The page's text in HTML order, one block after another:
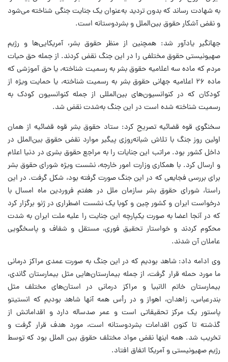
به شهادت رساند که بدون تردید به‌عنوان یک جنایت جنگی شناخته می‌شود
و نقض آشکار حقوق بین‌الملل و بشردوستانه است.
جهانگیر یادآور شد: همچنین از منظر حقوق بشر، آمریکایی‌ها و رژیم
صهیونیستی حقوق مختلفی را در این جنگ نقض کردند. از جمله حق حیات
مردم که ماده سه اعلامیه حقوق بشر به رسمیت شناخته، یا حق آموزشی که
ماده ۲۶ اعلامیه جهانی حقوق بشر به رسمیت شناخته، یا حمایت ویژه از
کودکان که در کنوانسیون‌های بین‌المللی از جمله کنوانسیون کودک به
رسمیت شناخته شده است در این جنگ به‌شدت نقض شد.
سخنگوی قوه قضائیه تصریح کرد: ستاد حقوق بشر قوه قضائیه از همان
اولین روز جنگ با تلاش شبانه‌روزی پیگیر موارد نقض حقوق بین‌الملل در
داخل کشور بود. مراتب این جنایات را به مراجع حقوق بشری در دنیا اعلام
و ارسال کرد. با همکاری وزارت امور خارجه، نشست ویژه شورای حقوق بشر
برای بررسی فجایعی که در این جنگ صورت گرفته بود، شکل گرفت. در این
راستا، شورای حقوق بشر سازمان ملل در هفتم فروردین ماه امسال با
درخواست ایران و کشور چین و کوبا یک نشست اضطراری در ژنو برگزار کرد
که در آنجا اعضا به صورت یکپارچه این جنایت را علیه ملت ایران به شدت
محکوم کردند و خواستار تحقیق فوری، مستقل و شفاف و پاسخگویی
عاملان آن شدند.
وی ادامه داد: شاهد بودیم که در این جنگ به صورت عمدی مراکز درمانی
ما مورد حمله قرار گرفت، از جمله بیمارستان‌هایی مثل بیمارستان گاندی،
بیمارستان خاتم الانبیا و مراکز درمانی در استان‌های مختلف مثل
بندرعباس، زاهدان، اهواز و در رأس همه آنها شاهد بودیم که انستیتو
پاستور یک مرکز تحقیقاتی است و عمر صدساله دارد و اقداماتش از
گذشته تا کنون اقدامات بشردوستانه است، مورد هدف قرار گرفت و
تخریب شد. همه اینها نقض مواد مختلف حقوق بین الملل بود که توسط
رژیم صهیونیستی و آمریکا اتفاق افتاد.